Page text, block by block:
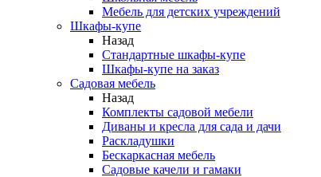
Мебель для детских учреждений
Шкафы-купе
Назад
Стандартные шкафы-купе
Шкафы-купе на заказ
Садовая мебель
Назад
Комплекты садовой мебели
Диваны и кресла для сада и дачи
Раскладушки
Бескаркасная мебель
Садовые качели и гамаки